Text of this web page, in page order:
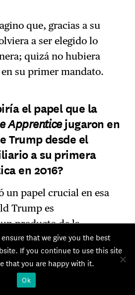
que, gracias a su
a ser elegido lo
quizá no hubiera
su primer mandato.
el papel que la
Apprenticejugaron en
Trump desde el
a su primera
en 2016?
un papel crucial en esa
Trump es
producto de la
la importancia de los
el arte de contar
y la importancia
mediática. Aunque
that we give you the best
If you continue to use this site
that you are happy with it.
Ok